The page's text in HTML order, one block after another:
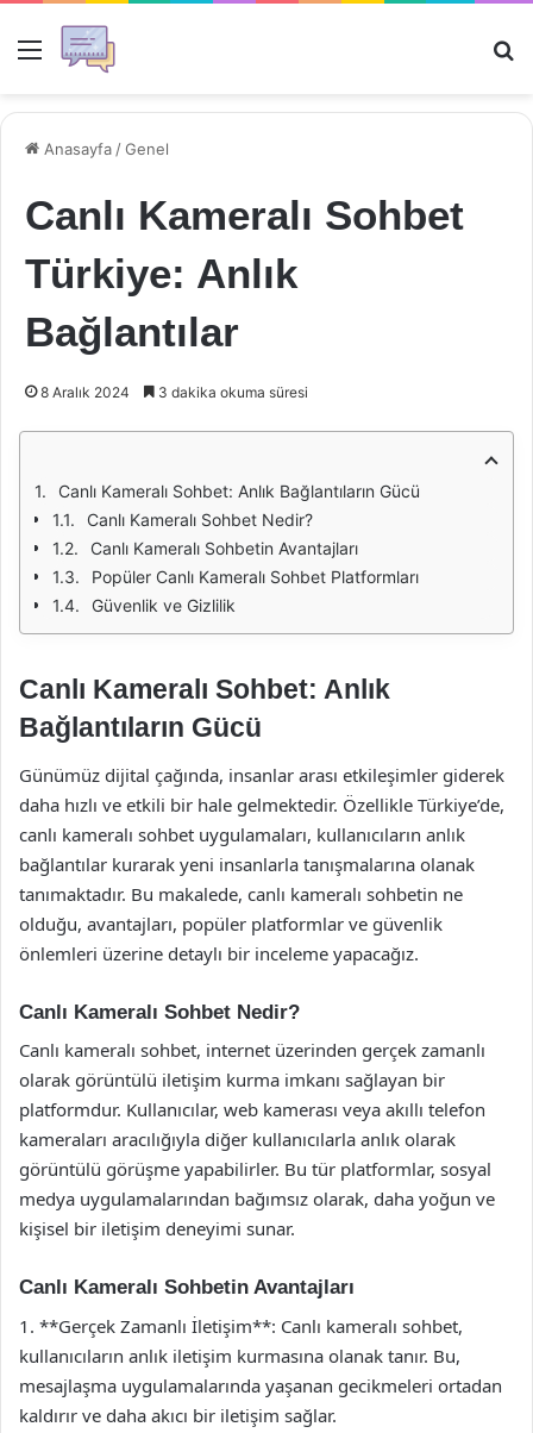
Menü
Anasayfa /Genel
Canlı Kameralı Sohbet
Türkiye: Anlık
Bağlantılar
8 Aralık 2024 3 dakika okuma süresi
Canlı Kameralı Sohbet: Anlık Bağlantıların Gücü
Canlı Kameralı Sohbet Nedir?
Canlı Kameralı Sohbetin Avantajları
Popüler Canlı Kameralı Sohbet Platformları
Güvenlik ve Gizlilik
Canlı Kameralı Sohbet: Anlık
Bağlantıların Gücü
Günümüz dijital çağında, insanlar arası etkileşimler giderek
daha hızlı ve etkili bir hale gelmektedir. Özellikle Türkiye’de,
canlı kameralı sohbet uygulamaları, kullanıcıların anlık
bağlantılar kurarak yeni insanlarla tanışmalarına olanak
tanımaktadır. Bu makalede, canlı kameralı sohbetin ne
olduğu, avantajları, popüler platformlar ve güvenlik
önlemleri üzerine detaylı bir inceleme yapacağız.
Canlı Kameralı Sohbet Nedir?
Canlı kameralı sohbet, internet üzerinden gerçek zamanlı
olarak görüntülü iletişim kurma imkanı sağlayan bir
platformdur. Kullanıcılar, web kamerası veya akıllı telefon
kameraları aracılığıyla diğer kullanıcılarla anlık olarak
görüntülü görüşme yapabilirler. Bu tür platformlar, sosyal
medya uygulamalarından bağımsız olarak, daha yoğun ve
kişisel bir iletişim deneyimi sunar.
Canlı Kameralı Sohbetin Avantajları
1. **Gerçek Zamanlı İletişim**: Canlı kameralı sohbet,
kullanıcıların anlık iletişim kurmasına olanak tanır. Bu,
mesajlaşma uygulamalarında yaşanan gecikmeleri ortadan
kaldırır ve daha akıcı bir iletişim sağlar.